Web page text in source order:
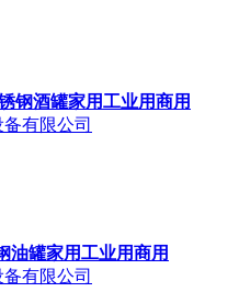
钢酒罐家用工业用商用